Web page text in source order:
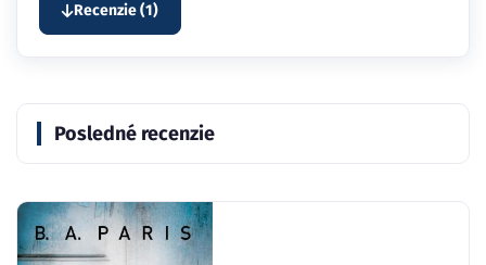
Recenzie (1)
Posledné recenzie